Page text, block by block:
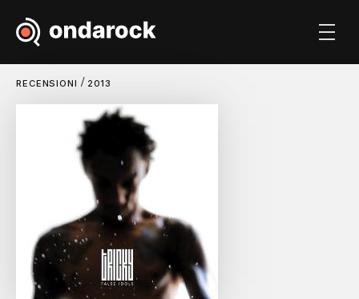
RECENSIONI / 2013